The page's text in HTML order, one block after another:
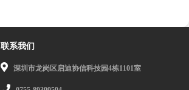
联系我们
深圳市龙岗区启迪协信科技园4栋1101室